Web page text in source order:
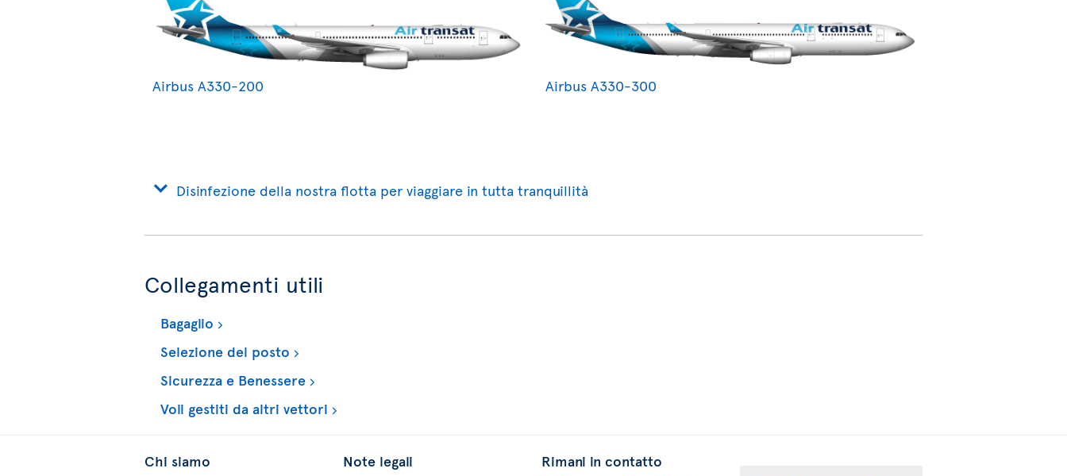
Airbus A330-200 Airbus A330-300
Disinfezione della nostra flotta per viaggiare in tutta tranquillità
Collegamenti utili
Bagaglio
Selezione del posto
Sicurezza e Benessere
Voli gestiti da altri vettori
Chi siamo Note legali Rimani in contatto